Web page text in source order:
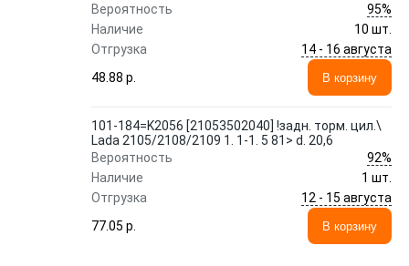
Вероятность
95%
Наличие
10 шт.
Отгрузка
14 - 16 августа
48.88 p.
В корзину
101-184=K2056 [21053502040] !задн. торм. цил.\
Lada 2105/2108/2109 1. 1-1. 5 81> d. 20,6
Вероятность
92%
Наличие
1 шт.
Отгрузка
12 - 15 августа
77.05 p.
В корзину